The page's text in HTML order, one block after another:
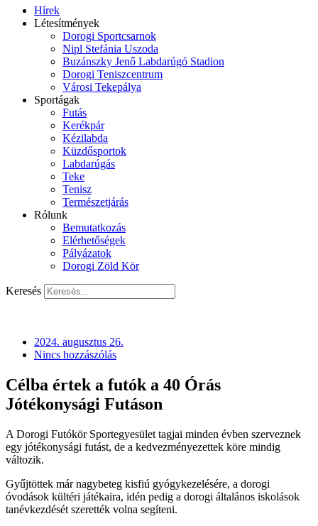
Hírek
Létesítmények
Dorogi Sportcsarnok
Nipl Stefánia Uszoda
Buzánszky Jenő Labdarúgó Stadion
Dorogi Teniszcentrum
Városi Tekepálya
Sportágak
Futás
Kerékpár
Kézilabda
Küzdősportok
Labdarúgás
Teke
Tenisz
Természetjárás
Rólunk
Bemutatkozás
Elérhetőségek
Pályázatok
Dorogi Zöld Kör
Keresés
2024. augusztus 26.
Nincs hozzászólás
Célba értek a futók a 40 Órás
Jótékonysági Futáson
A Dorogi Futókör Sportegyesület tagjai minden évben szerveznek
egy jótékonysági futást, de a kedvezményezettek köre mindig
változik.
Gyűjtöttek már nagybeteg kisfiú gyógykezelésére, a dorogi
óvodások kültéri játékaira, idén pedig a dorogi általános iskolások
tanévkezdését szerették volna segíteni.